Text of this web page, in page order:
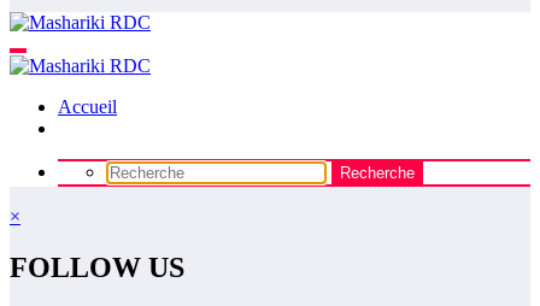
Accueil
×
FOLLOW US